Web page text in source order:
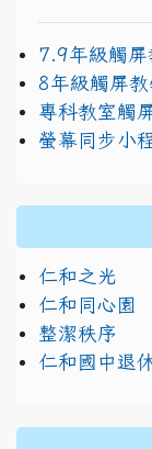
7.9年級觸屏
8年級觸屏教
專科教室觸
螢幕同步小
仁和之光
仁和同心園
整潔秩序
仁和國中退